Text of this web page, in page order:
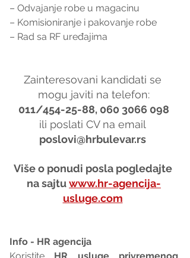
– Odvajanje robe u magacinu
– Komisioniranje i pakovanje robe
– Rad sa RF uređajima
Zainteresovani kandidati se
mogu javiti na telefon:
011/454-25-88, 060 3066 098
ili poslati CV na email
poslovi@hrbulevar.rs
Više o ponudi posla pogledajte
na sajtu www.hr-agencija-
usluge.com
Info - HR agencija